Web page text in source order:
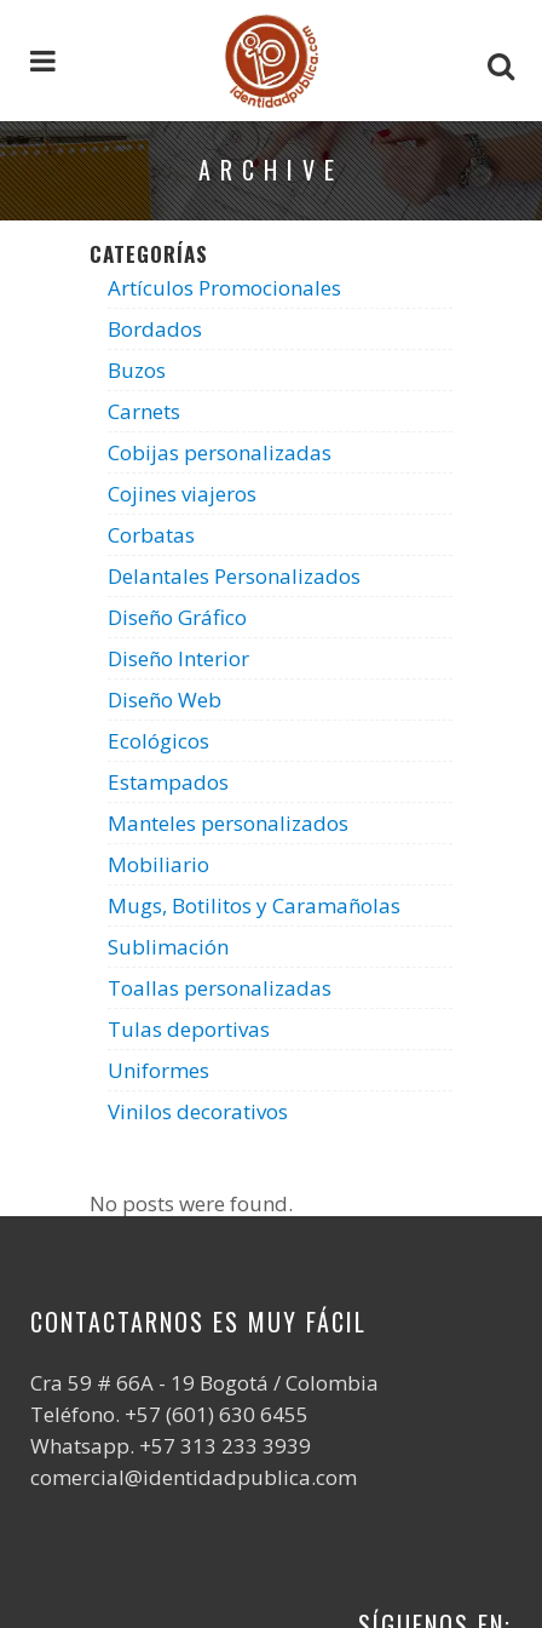
ARCHIVE
CATEGORÍAS
Artículos Promocionales
Bordados
Buzos
Carnets
Cobijas personalizadas
Cojines viajeros
Corbatas
Delantales Personalizados
Diseño Gráfico
Diseño Interior
Diseño Web
Ecológicos
Estampados
Manteles personalizados
Mobiliario
Mugs, Botilitos y Caramañolas
Sublimación
Toallas personalizadas
Tulas deportivas
Uniformes
Vinilos decorativos
No posts were found.
CONTACTARNOS ES MUY FÁCIL
Cra 59 # 66A - 19 Bogotá / Colombia
Teléfono. +57 (601) 630 6455
Whatsapp. +57 313 233 3939
comercial@identidadpublica.com